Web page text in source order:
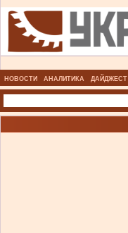
НОВОСТИ АНАЛИТИКА ДАЙДЖЕСТ